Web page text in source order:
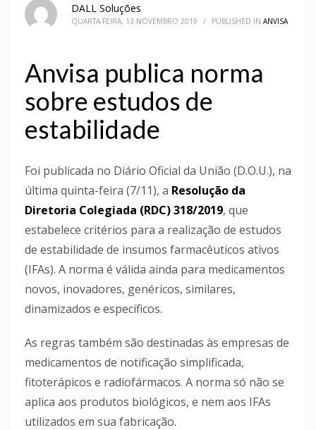
DALL Soluções
QUARTA-FEIRA, 13 NOVEMBRO 2019 / PUBLISHED IN ANVISA
Anvisa publica norma
sobre estudos de
estabilidade
Foi publicada no Diário Oficial da União (D.O.U.), na
última quinta-feira (7/11), a Resolução da
Diretoria Colegiada (RDC) 318/2019, que
estabelece critérios para a realização de estudos
de estabilidade de insumos farmacêuticos ativos
(IFAs). A norma é válida ainda para medicamentos
novos, inovadores, genéricos, similares,
dinamizados e específicos.
As regras também são destinadas às empresas de
medicamentos de notificação simplificada,
fitoterápicos e radiofármacos. A norma só não se
aplica aos produtos biológicos, e nem aos IFAs
utilizados em sua fabricação.